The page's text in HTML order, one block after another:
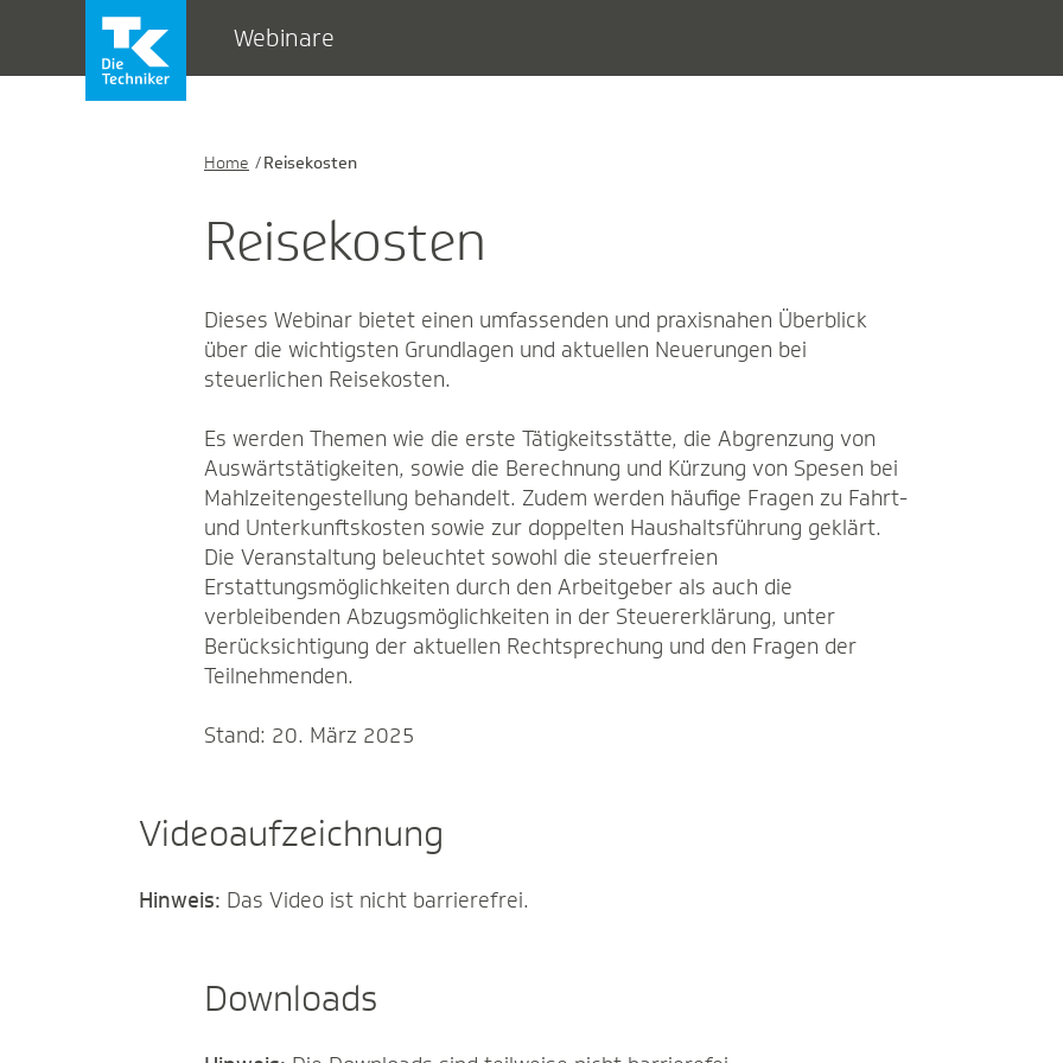
Webinare
Home Reisekosten
Reisekosten
Dieses Webinar bietet einen umfassenden und praxisnahen Überblick
über die wichtigsten Grundlagen und aktuellen Neuerungen bei
steuerlichen Reisekosten.
Es werden Themen wie die erste Tätigkeitsstätte, die Abgrenzung von
Auswärtstätigkeiten, sowie die Berechnung und Kürzung von Spesen bei
Mahlzeitengestellung behandelt. Zudem werden häufige Fragen zu Fahrt-
und Unterkunftskosten sowie zur doppelten Haushaltsführung geklärt.
Die Veranstaltung beleuchtet sowohl die steuerfreien
Erstattungsmöglichkeiten durch den Arbeitgeber als auch die
verbleibenden Abzugsmöglichkeiten in der Steuererklärung, unter
Berücksichtigung der aktuellen Rechtsprechung und den Fragen der
Teilnehmenden.
Stand: 20. März 2025
Videoaufzeichnung
Hinweis: Das Video ist nicht barrierefrei.
Downloads